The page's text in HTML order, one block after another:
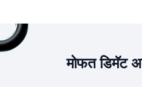
मोफत डिमॅट